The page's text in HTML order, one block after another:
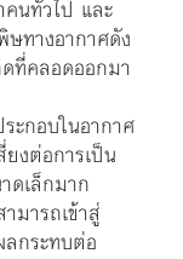
นทั่วไป และ
ทางอากาศดัง
ที่คลอดออกมา
ะกอบในอากาศ
งต่อการเป็น
ดเล็กมาก
มารถเข้าสู่
ลกระทบต่อ